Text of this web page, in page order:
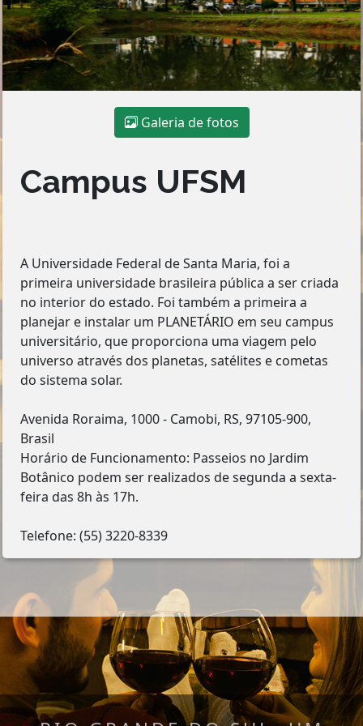
Galeria de fotos
Campus UFSM
A Universidade Federal de Santa Maria, foi a
primeira universidade brasileira pública a ser criada
no interior do estado. Foi também a primeira a
planejar e instalar um PLANETÁRIO em seu campus
universitário, que proporciona uma viagem pelo
universo através dos planetas, satélites e cometas
do sistema solar.
Avenida Roraima, 1000 - Camobi, RS, 97105-900,
Brasil
Horário de Funcionamento: Passeios no Jardim
Botânico podem ser realizados de segunda a sexta-
feira das 8h às 17h.
Telefone: (55) 3220-8339